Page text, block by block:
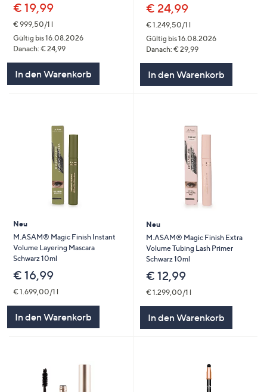
€ 19,99
€ 999,50/1 l
Gültig bis 16.08.2026
Danach: € 24,99
In den Warenkorb
€ 24,99
€ 1.249,50/1 l
Gültig bis 16.08.2026
Danach: € 29,99
In den Warenkorb
Neu
M.ASAM® Magic Finish Instant
Volume Layering Mascara
Schwarz 10ml
€ 16,99
€ 1.699,00/1 l
In den Warenkorb
Neu
M.ASAM® Magic Finish Extra
Volume Tubing Lash Primer
Schwarz 10ml
€ 12,99
€ 1.299,00/1 l
In den Warenkorb